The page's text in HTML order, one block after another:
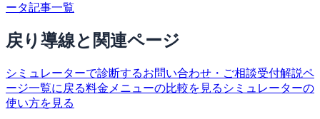
ータ記事一覧
戻り導線と関連ページ
シミュレーターで診断するお問い合わせ・ご相談受付解説ペ
ージ一覧に戻る料金メニューの比較を見る シミュレーターの
使い方を見る